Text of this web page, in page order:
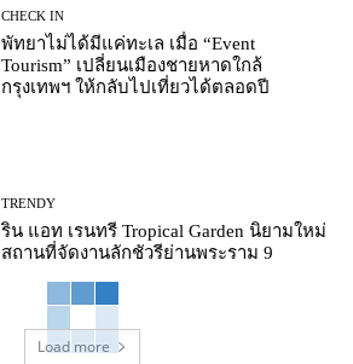
CHECK IN
พัทยาไม่ได้มีแค่ทะเล เมื่อ “Event
Tourism” เปลี่ยนเมืองชายหาดใกล้
กรุงเทพฯ ให้กลับไปเที่ยวได้ตลอดปี
TRENDY
ริน แอท เรนทรี Tropical Garden นิยามใหม่
สถานที่จัดงานลักชัวรีย่านพระราม 9
Load more